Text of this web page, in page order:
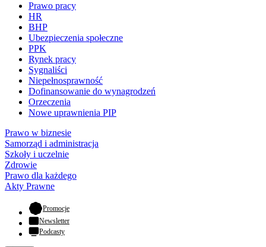
Prawo pracy
HR
BHP
Ubezpieczenia społeczne
PPK
Rynek pracy
Sygnaliści
Niepełnosprawność
Dofinansowanie do wynagrodzeń
Orzeczenia
Nowe uprawnienia PIP
Prawo w biznesie
Samorząd i administracja
Szkoły i uczelnie
Zdrowie
Prawo dla każdego
Akty Prawne
Promocje- otwiera się w nowej karcie
Newsletter
Podcasty